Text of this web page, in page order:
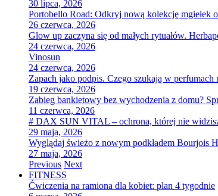
30 lipca, 2026
Portobello Road: Odkryj nową kolekcję mgiełek
26 czerwca, 2026
Glow up zaczyna się od małych rytuałów.
24 czerwca, 2026
Vinosun
24 czerwca, 2026
Zapach jako podpis. Czego szukają w perfumach
19 czerwca, 2026
Zabieg bankietowy bez wychodzenia z domu?
11 czerwca, 2026
# DAX SUN VITAL – ochrona, której nie
29 maja, 2026
Wyglądaj świeżo z nowym podkładem Bourjois
27 maja, 2026
Previous Next
FITNESS
Ćwiczenia na ramiona dla kobiet: plan 4 tygodnie